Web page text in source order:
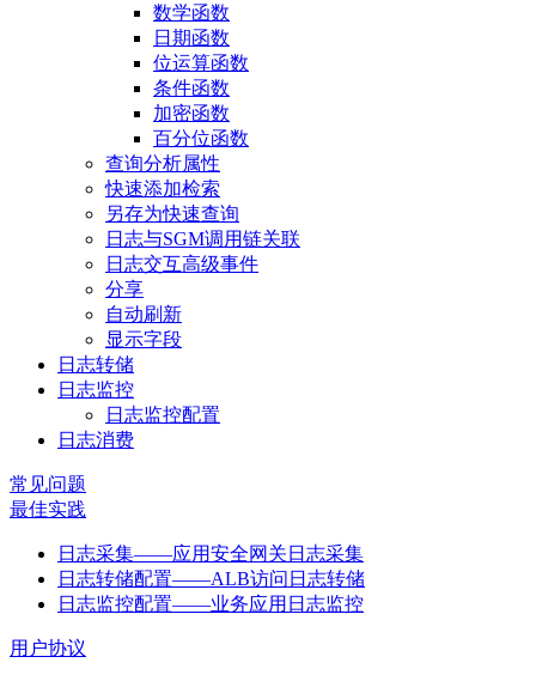
数学函数
日期函数
位运算函数
条件函数
加密函数
百分位函数
查询分析属性
快速添加检索
另存为快速查询
日志与SGM调用链关联
日志交互高级事件
分享
自动刷新
显示字段
日志转储
日志监控
日志监控配置
日志消费
常见问题
最佳实践
日志采集——应用安全网关日志采集
日志转储配置——ALB访问日志转储
日志监控配置——业务应用日志监控
用户协议